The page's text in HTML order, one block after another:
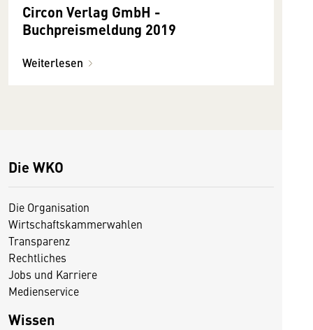
Circon Verlag GmbH -
Buchpreismeldung 2019
Weiterlesen
Die WKO
Die Organisation
Wirtschaftskammerwahlen
Transparenz
Rechtliches
Jobs und Karriere
Medienservice
Wissen